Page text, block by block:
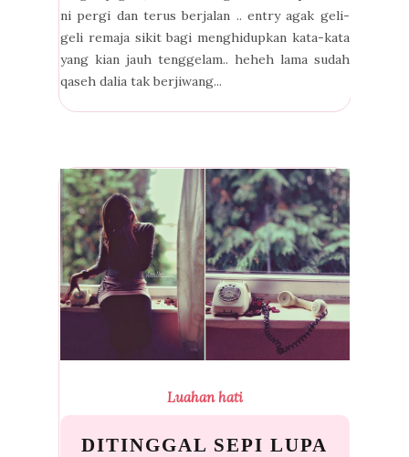
ni pergi dan terus berjalan .. entry agak geli-
geli remaja sikit bagi menghidupkan kata-kata
yang kian jauh tenggelam.. heheh lama sudah
qaseh dalia tak berjiwang...
Luahan hati
DITINGGAL SEPI LUPA